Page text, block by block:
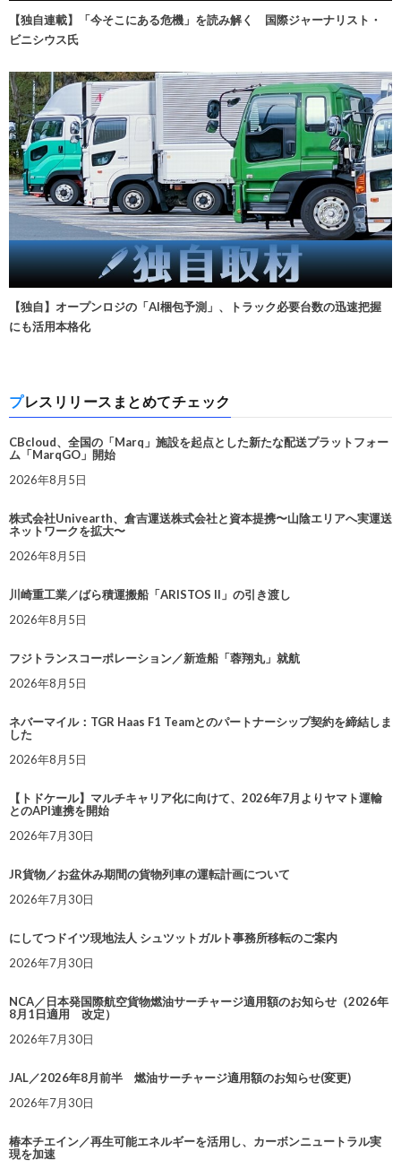
【独自連載】「今そこにある危機」を読み解く 国際ジャーナリスト・
ビニシウス氏
【独自】オープンロジの「AI梱包予測」、トラック必要台数の迅速把握
にも活用本格化
プレスリリースまとめてチェック
CBcloud、全国の「Marq」施設を起点とした新たな配送プラットフォー
ム「MarqGO」開始
2026年8月5日
株式会社Univearth、倉吉運送株式会社と資本提携〜山陰エリアへ実運送
ネットワークを拡大〜
2026年8月5日
川崎重工業／ばら積運搬船「ARISTOS II」の引き渡し
2026年8月5日
フジトランスコーポレーション／新造船「蓉翔丸」就航
2026年8月5日
ネバーマイル：TGR Haas F1 Teamとのパートナーシップ契約を締結しま
した
2026年8月5日
【トドケール】マルチキャリア化に向けて、2026年7月よりヤマト運輸
とのAPI連携を開始
2026年7月30日
JR貨物／お盆休み期間の貨物列車の運転計画について
2026年7月30日
にしてつドイツ現地法人 シュツットガルト事務所移転のご案内
2026年7月30日
NCA／日本発国際航空貨物燃油サーチャージ適用額のお知らせ（2026年
8月1日適用 改定）
2026年7月30日
JAL／2026年8月前半 燃油サーチャージ適用額のお知らせ(変更)
2026年7月30日
椿本チエイン／再生可能エネルギーを活用し、カーボンニュートラル実
現を加速